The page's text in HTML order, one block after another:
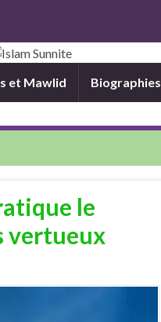
et Mawlid Biographies
le
vertueux